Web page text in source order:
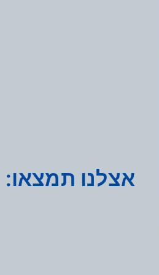
אצלנו תמצאו: